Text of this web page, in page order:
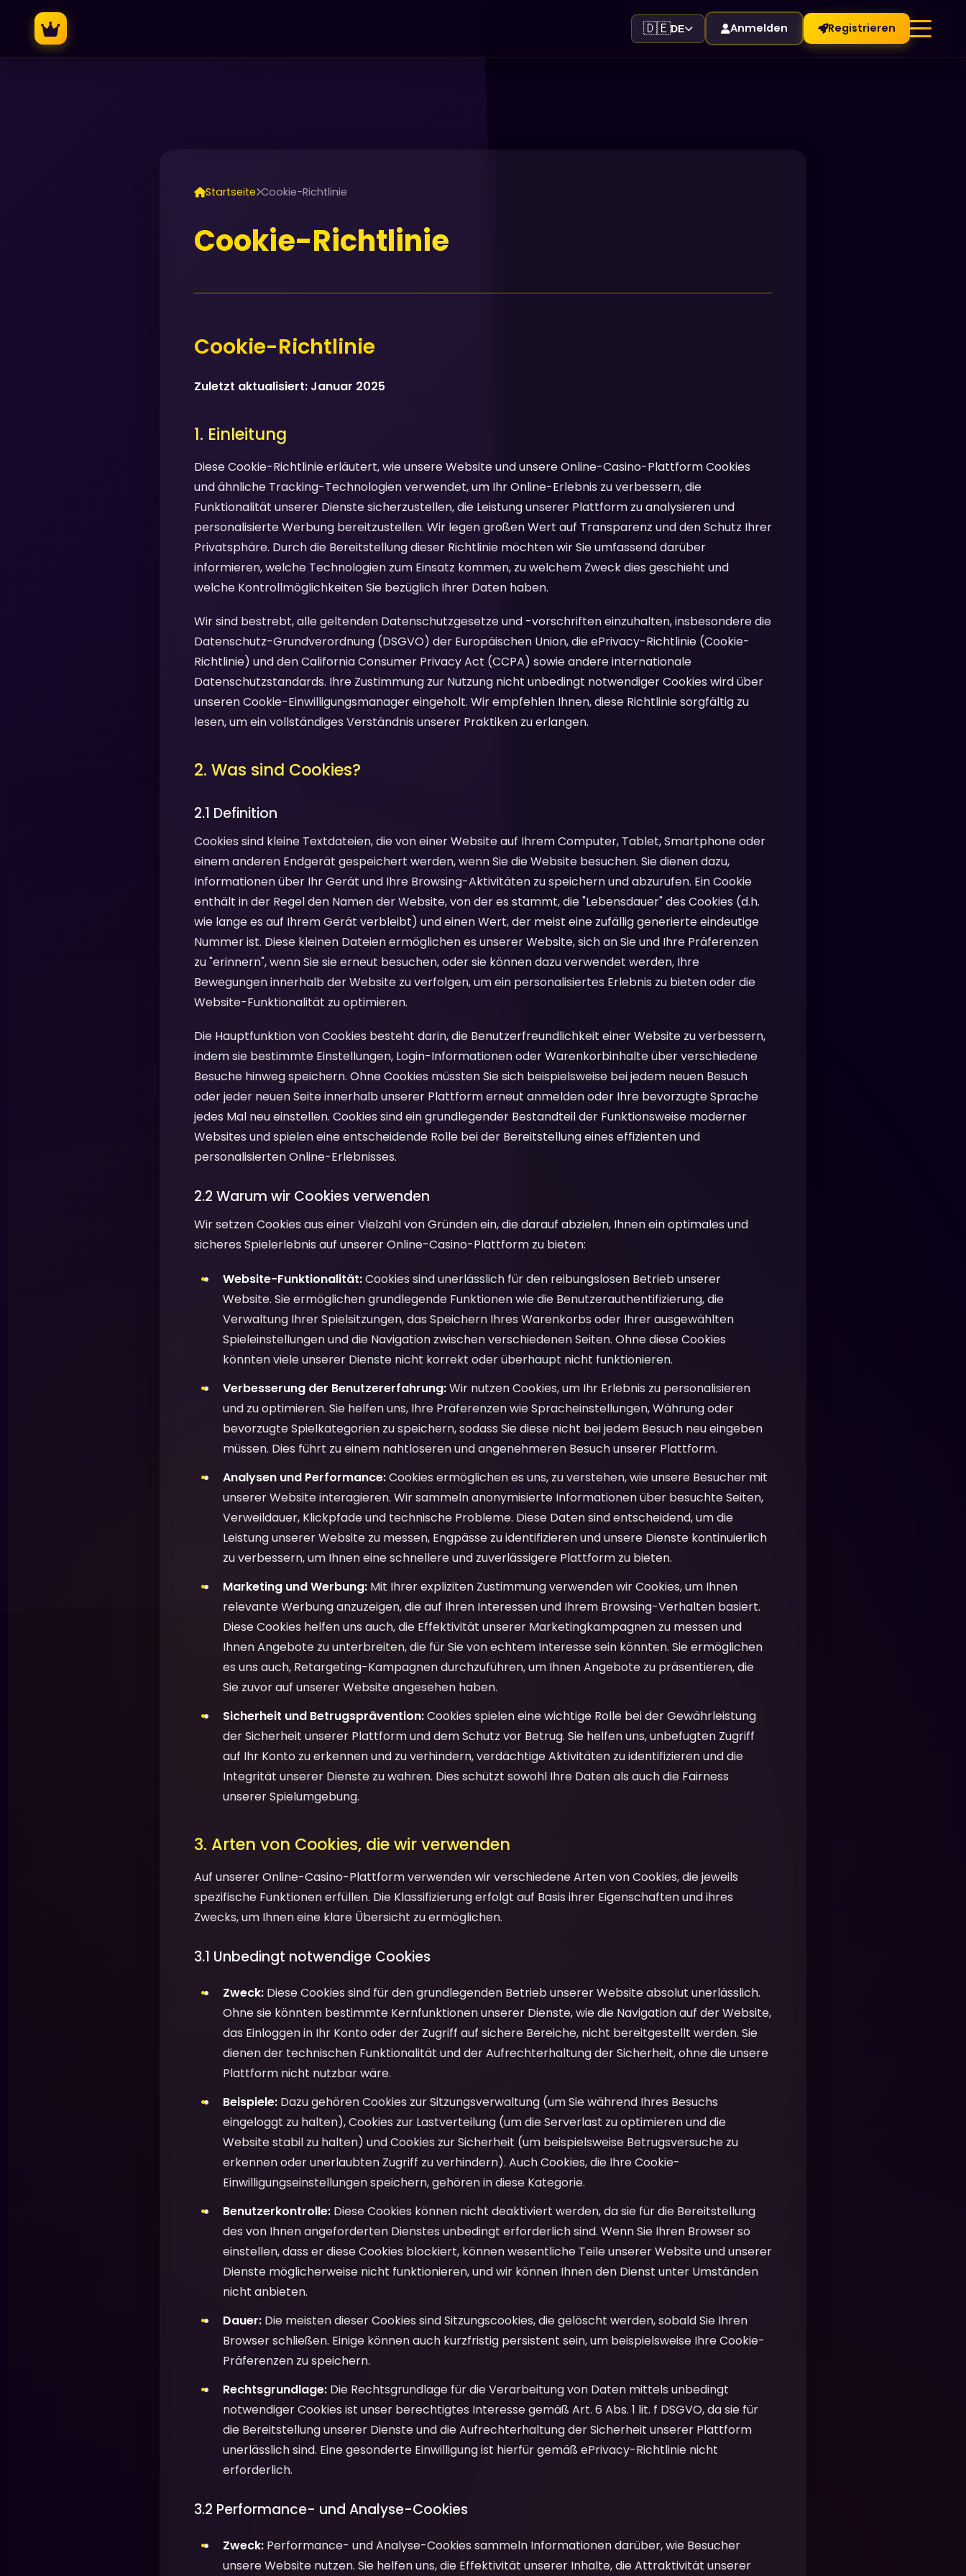
🇩🇪DE Anmelden Registrieren
Startseite Cookie-Richtlinie
Cookie-Richtlinie
Cookie-Richtlinie
Zuletzt aktualisiert: Januar 2025
1. Einleitung
Diese Cookie-Richtlinie erläutert, wie unsere Website und unsere Online-Casino-Plattform Cookies
und ähnliche Tracking-Technologien verwendet, um Ihr Online-Erlebnis zu verbessern, die
Funktionalität unserer Dienste sicherzustellen, die Leistung unserer Plattform zu analysieren und
personalisierte Werbung bereitzustellen. Wir legen großen Wert auf Transparenz und den Schutz Ihrer
Privatsphäre. Durch die Bereitstellung dieser Richtlinie möchten wir Sie umfassend darüber
informieren, welche Technologien zum Einsatz kommen, zu welchem Zweck dies geschieht und
welche Kontrollmöglichkeiten Sie bezüglich Ihrer Daten haben.
Wir sind bestrebt, alle geltenden Datenschutzgesetze und -vorschriften einzuhalten, insbesondere die
Datenschutz-Grundverordnung (DSGVO) der Europäischen Union, die ePrivacy-Richtlinie (Cookie-
Richtlinie) und den California Consumer Privacy Act (CCPA) sowie andere internationale
Datenschutzstandards. Ihre Zustimmung zur Nutzung nicht unbedingt notwendiger Cookies wird über
unseren Cookie-Einwilligungsmanager eingeholt. Wir empfehlen Ihnen, diese Richtlinie sorgfältig zu
lesen, um ein vollständiges Verständnis unserer Praktiken zu erlangen.
2. Was sind Cookies?
2.1 Definition
Cookies sind kleine Textdateien, die von einer Website auf Ihrem Computer, Tablet, Smartphone oder
einem anderen Endgerät gespeichert werden, wenn Sie die Website besuchen. Sie dienen dazu,
Informationen über Ihr Gerät und Ihre Browsing-Aktivitäten zu speichern und abzurufen. Ein Cookie
enthält in der Regel den Namen der Website, von der es stammt, die "Lebensdauer" des Cookies (d.h.
wie lange es auf Ihrem Gerät verbleibt) und einen Wert, der meist eine zufällig generierte eindeutige
Nummer ist. Diese kleinen Dateien ermöglichen es unserer Website, sich an Sie und Ihre Präferenzen
zu "erinnern", wenn Sie sie erneut besuchen, oder sie können dazu verwendet werden, Ihre
Bewegungen innerhalb der Website zu verfolgen, um ein personalisiertes Erlebnis zu bieten oder die
Website-Funktionalität zu optimieren.
Die Hauptfunktion von Cookies besteht darin, die Benutzerfreundlichkeit einer Website zu verbessern,
indem sie bestimmte Einstellungen, Login-Informationen oder Warenkorbinhalte über verschiedene
Besuche hinweg speichern. Ohne Cookies müssten Sie sich beispielsweise bei jedem neuen Besuch
oder jeder neuen Seite innerhalb unserer Plattform erneut anmelden oder Ihre bevorzugte Sprache
jedes Mal neu einstellen. Cookies sind ein grundlegender Bestandteil der Funktionsweise moderner
Websites und spielen eine entscheidende Rolle bei der Bereitstellung eines effizienten und
personalisierten Online-Erlebnisses.
2.2 Warum wir Cookies verwenden
Wir setzen Cookies aus einer Vielzahl von Gründen ein, die darauf abzielen, Ihnen ein optimales und
sicheres Spielerlebnis auf unserer Online-Casino-Plattform zu bieten:
Website-Funktionalität:Cookies sind unerlässlich für den reibungslosen Betrieb unserer
Website. Sie ermöglichen grundlegende Funktionen wie die Benutzerauthentifizierung, die
Verwaltung Ihrer Spielsitzungen, das Speichern Ihres Warenkorbs oder Ihrer ausgewählten
Spieleinstellungen und die Navigation zwischen verschiedenen Seiten. Ohne diese Cookies
könnten viele unserer Dienste nicht korrekt oder überhaupt nicht funktionieren.
Verbesserung der Benutzererfahrung:Wir nutzen Cookies, um Ihr Erlebnis zu personalisieren
und zu optimieren. Sie helfen uns, Ihre Präferenzen wie Spracheinstellungen, Währung oder
bevorzugte Spielkategorien zu speichern, sodass Sie diese nicht bei jedem Besuch neu eingeben
müssen. Dies führt zu einem nahtloseren und angenehmeren Besuch unserer Plattform.
Analysen und Performance:Cookies ermöglichen es uns, zu verstehen, wie unsere Besucher mit
unserer Website interagieren. Wir sammeln anonymisierte Informationen über besuchte Seiten,
Verweildauer, Klickpfade und technische Probleme. Diese Daten sind entscheidend, um die
Leistung unserer Website zu messen, Engpässe zu identifizieren und unsere Dienste kontinuierlich
zu verbessern, um Ihnen eine schnellere und zuverlässigere Plattform zu bieten.
Marketing und Werbung: Mit Ihrer expliziten Zustimmung verwenden wir Cookies, um Ihnen
relevante Werbung anzuzeigen, die auf Ihren Interessen und Ihrem Browsing-Verhalten basiert.
Diese Cookies helfen uns auch, die Effektivität unserer Marketingkampagnen zu messen und
Ihnen Angebote zu unterbreiten, die für Sie von echtem Interesse sein könnten. Sie ermöglichen
es uns auch, Retargeting-Kampagnen durchzuführen, um Ihnen Angebote zu präsentieren, die
Sie zuvor auf unserer Website angesehen haben.
Sicherheit und Betrugsprävention:Cookies spielen eine wichtige Rolle bei der Gewährleistung
der Sicherheit unserer Plattform und dem Schutz vor Betrug. Sie helfen uns, unbefugten Zugriff
auf Ihr Konto zu erkennen und zu verhindern, verdächtige Aktivitäten zu identifizieren und die
Integrität unserer Dienste zu wahren. Dies schützt sowohl Ihre Daten als auch die Fairness
unserer Spielumgebung.
3. Arten von Cookies, die wir verwenden
Auf unserer Online-Casino-Plattform verwenden wir verschiedene Arten von Cookies, die jeweils
spezifische Funktionen erfüllen. Die Klassifizierung erfolgt auf Basis ihrer Eigenschaften und ihres
Zwecks, um Ihnen eine klare Übersicht zu ermöglichen.
3.1 Unbedingt notwendige Cookies
Zweck: Diese Cookies sind für den grundlegenden Betrieb unserer Website absolut unerlässlich.
Ohne sie könnten bestimmte Kernfunktionen unserer Dienste, wie die Navigation auf der Website,
das Einloggen in Ihr Konto oder der Zugriff auf sichere Bereiche, nicht bereitgestellt werden. Sie
dienen der technischen Funktionalität und der Aufrechterhaltung der Sicherheit, ohne die unsere
Plattform nicht nutzbar wäre.
Beispiele: Dazu gehören Cookies zur Sitzungsverwaltung (um Sie während Ihres Besuchs
eingeloggt zu halten), Cookies zur Lastverteilung (um die Serverlast zu optimieren und die
Website stabil zu halten) und Cookies zur Sicherheit (um beispielsweise Betrugsversuche zu
erkennen oder unerlaubten Zugriff zu verhindern). Auch Cookies, die Ihre Cookie-
Einwilligungseinstellungen speichern, gehören in diese Kategorie.
Benutzerkontrolle: Diese Cookies können nicht deaktiviert werden, da sie für die Bereitstellung
des von Ihnen angeforderten Dienstes unbedingt erforderlich sind. Wenn Sie Ihren Browser so
einstellen, dass er diese Cookies blockiert, können wesentliche Teile unserer Website und unserer
Dienste möglicherweise nicht funktionieren, und wir können Ihnen den Dienst unter Umständen
nicht anbieten.
Dauer: Die meisten dieser Cookies sind Sitzungscookies, die gelöscht werden, sobald Sie Ihren
Browser schließen. Einige können auch kurzfristig persistent sein, um beispielsweise Ihre Cookie-
Präferenzen zu speichern.
Rechtsgrundlage: Die Rechtsgrundlage für die Verarbeitung von Daten mittels unbedingt
notwendiger Cookies ist unser berechtigtes Interesse gemäß Art. 6 Abs. 1 lit. f DSGVO, da sie für
die Bereitstellung unserer Dienste und die Aufrechterhaltung der Sicherheit unserer Plattform
unerlässlich sind. Eine gesonderte Einwilligung ist hierfür gemäß ePrivacy-Richtlinie nicht
erforderlich.
3.2 Performance- und Analyse-Cookies
Zweck: Performance- und Analyse-Cookies sammeln Informationen darüber, wie Besucher
unsere Website nutzen. Sie helfen uns, die Effektivität unserer Inhalte, die Attraktivität unserer